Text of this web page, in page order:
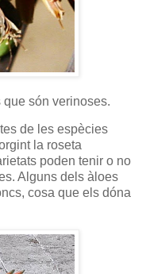
són verinoses.
de les espècies
la roseta
poden tenir o no
Alguns dels àloes
cosa que els dóna